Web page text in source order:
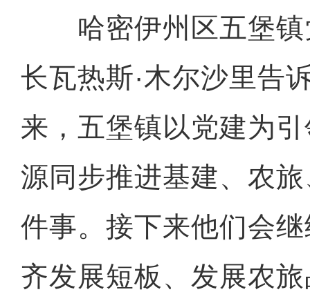
哈密伊州区五堡镇
长瓦热斯·木尔沙里告
来，五堡镇以党建为
源同步推进基建、农
件事。接下来他们会
齐发展短板、发展农